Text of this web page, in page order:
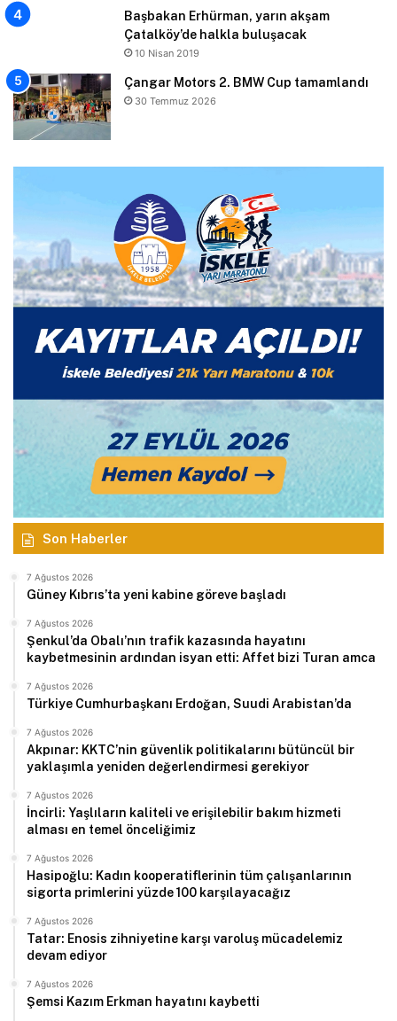
Başbakan Erhürman, yarın akşam
Çatalköy’de halkla buluşacak
10 Nisan 2019
Çangar Motors 2. BMW Cup tamamlandı
30 Temmuz 2026
Son Haberler
7 Ağustos 2026
Güney Kıbrıs’ta yeni kabine göreve başladı
7 Ağustos 2026
Şenkul’da Obalı’nın trafik kazasında hayatını
kaybetmesinin ardından isyan etti: Affet bizi Turan amca
7 Ağustos 2026
Türkiye Cumhurbaşkanı Erdoğan, Suudi Arabistan’da
7 Ağustos 2026
Akpınar: KKTC’nin güvenlik politikalarını bütüncül bir
yaklaşımla yeniden değerlendirmesi gerekiyor
7 Ağustos 2026
İncirli: Yaşlıların kaliteli ve erişilebilir bakım hizmeti
alması en temel önceliğimiz
7 Ağustos 2026
Hasipoğlu: Kadın kooperatiflerinin tüm çalışanlarının
sigorta primlerini yüzde 100 karşılayacağız
7 Ağustos 2026
Tatar: Enosis zihniyetine karşı varoluş mücadelemiz
devam ediyor
7 Ağustos 2026
Şemsi Kazım Erkman hayatını kaybetti